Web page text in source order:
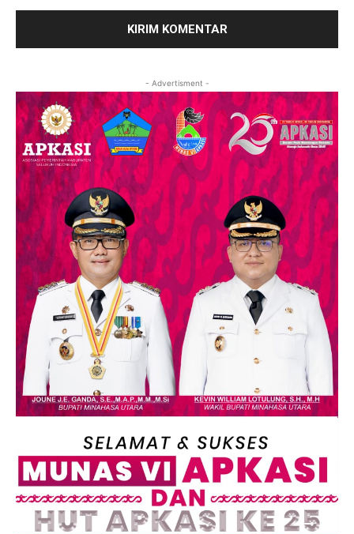
- Advertisment -